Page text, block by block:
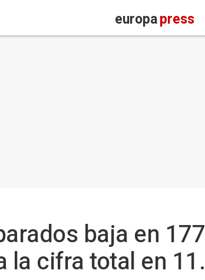
europapress
baja en
la cifra total en